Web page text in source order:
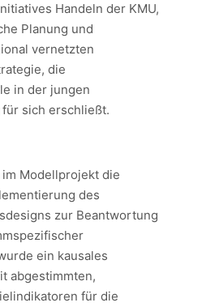
Handeln der KMU,
Planung und
vernetzten
die
in der jungen
sich erschließt.
im Modellprojekt die
des
zur Beantwortung
ein kausales
abgestimmten,
für die